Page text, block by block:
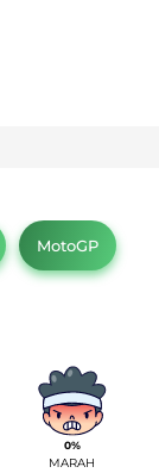
MotoGP
0%
MARAH